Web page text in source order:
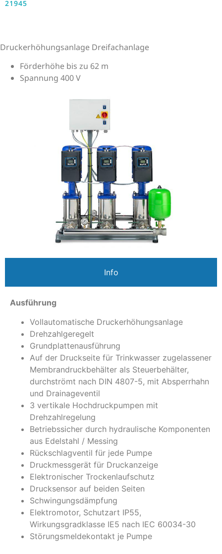
21945
Druckerhöhungsanlage Dreifachanlage
Förderhöhe bis zu 62 m
Spannung 400 V
Info
Ausführung
Vollautomatische Druckerhöhungsanlage
Drehzahlgeregelt
Grundplattenausführung
Auf der Druckseite für Trinkwasser zugelassener
Membrandruckbehälter als Steuerbehälter,
durchströmt nach DIN 4807-5, mit Absperrhahn
und Drainageventil
3 vertikale Hochdruckpumpen mit
Drehzahlregelung
Betriebssicher durch hydraulische Komponenten
aus Edelstahl / Messing
Rückschlagventil für jede Pumpe
Druckmessgerät für Druckanzeige
Elektronischer Trockenlaufschutz
Drucksensor auf beiden Seiten
Schwingungsdämpfung
Elektromotor, Schutzart IP55,
Wirkungsgradklasse IE5 nach IEC 60034-30
Störungsmeldekontakt je Pumpe